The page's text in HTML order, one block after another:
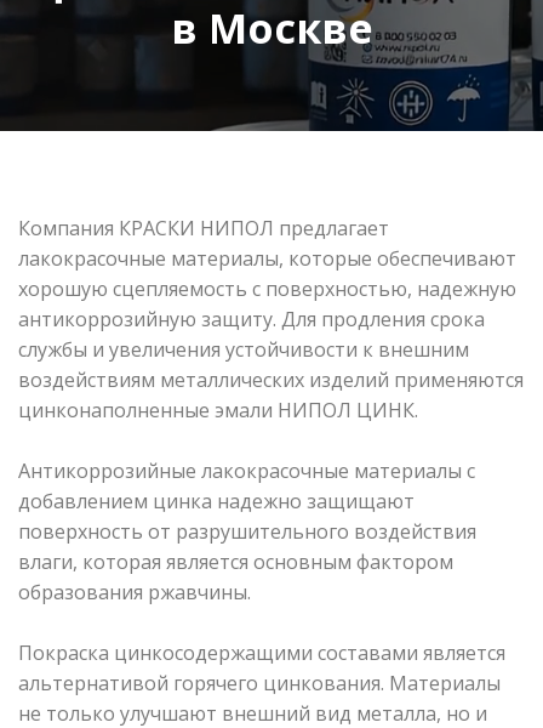
в Москве
Компания КРАСКИ НИПОЛ предлагает
лакокрасочные материалы, которые обеспечивают
хорошую сцепляемость с поверхностью, надежную
антикоррозийную защиту. Для продления срока
службы и увеличения устойчивости к внешним
воздействиям металлических изделий применяются
цинконаполненные эмали НИПОЛ ЦИНК.
Антикоррозийные лакокрасочные материалы с
добавлением цинка надежно защищают
поверхность от разрушительного воздействия
влаги, которая является основным фактором
образования ржавчины.
Покраска цинкосодержащими составами является
альтернативой горячего цинкования. Материалы
не только улучшают внешний вид металла, но и